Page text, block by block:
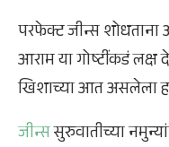
परफेक्ट जीन्स
आराम या गोष्टींकडं लक्ष
खिशाच्या आत असलेला
जीन्ससुरुवातीच्या